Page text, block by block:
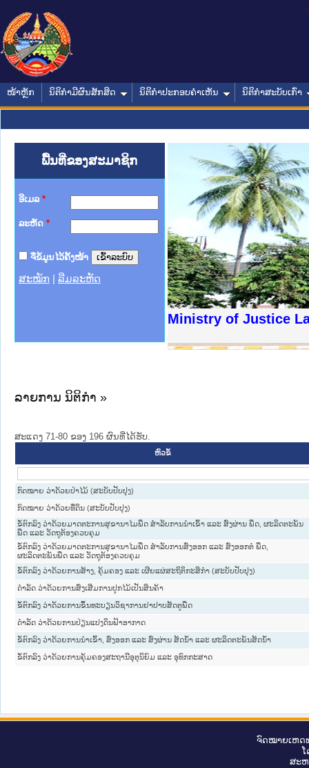
ໜ້າຫຼັກ ນິຕິກໍາມີຜົນສັກສິດ ນິຕິກໍາປະກອບຄໍາເຫັນ ນິຕິກໍາສະບັບເກົ່າ
ພື້ນທີ່ຂອງສະມາຊິກ
ອີເມລ *
ລະຫັດ *
ຈື່ຂໍ້ມູນໄວ້ຄັ້ງໜ້າ
ສະໝັກ ລືມລະຫັດ
Ministry of Justice
າຊົນ ພາກເໜືອ
ການ
ກາງ
ໃຕ້
ຕຳຫຼວດປະຊາຊົນ
ສັນຕິບານປະຊາຊົນ
ກເໜືອ
າຊົນ ພາກກາງ
ລາຍການ ນິຕິກໍາ »
ສະແດງ 71-80 ຂອງ 196 ຜົນທີ່ໄດ້ຮັບ.
ຫົວຂໍ້
ກົດໝາຍ ວ່າດ້ວຍປ່າໄມ້ (ສະບັບປັບປຸງ)
ກົດໝາຍ ວ່າດ້ວຍທີ່ດິນ (ສະບັບປັບປຸງ)
ຂໍ້ຕົກລົງ ວ່າດ້ວຍມາດຕະການສຸຂານາໄມພືດ ສຳລັບການນຳເຂົ້າ ແລະ ສົ່ງຜ່ານ ພືດ, ຜະລິດຕະພັນ
ພືດ ແລະ ວັດຖຸຕ້ອງຄວບຄຸມ
ຂໍ້ຕົກລົງ ວ່າດ້ວຍມາດຕະການສຸຂານາໄມພືດ ສຳລັບການສົ່ງອອກ ແລະ ສົ່ງອອກຕໍ່ ພືດ,
ຜະລິດຕະພັນພືດ ແລະ ວັດຖຸຕ້ອງຄວບຄຸມ
ຂໍ້ຕົກລົງ ວ່າດ້ວຍການສ້າງ, ຄຸ້ມຄອງ ແລະ ເຜີຍແຜ່ສະຖິຕິກະສິກຳ (ສະບັບປັບປຸງ)
ດຳລັດ ວ່າດ້ວຍການສົ່ງເສີມການປູກໄມ້ເປັນສິນຄ້າ
ຂໍ້ຕົກລົງ ວ່າດ້ວຍການຂຶ້ນທະບຽນວິຊາການຢາປາບສັດຕູພືດ
ດຳລັດ ວ່າດ້ວຍການປ່ຽນແປງດິນຟ້າອາກາດ
ຂໍ້ຕົກລົງ ວ່າດ້ວຍການນຳເຂົ້າ, ສົ່ງອອກ ແລະ ສົ່ງຜ່ານ ສັດນໍ້າ ແລະ ຜະລິດຕະພັນສັດນໍ້າ
ຂໍ້ຕົກລົງ ວ່າດ້ວຍການຄຸ້ມຄອງສະຖານີອຸຕຸນິຍົມ ແລະ ອຸທົກກະສາດ
ຈົດ​ໝາຍ​ເຫດ​
ສະ​ຫ